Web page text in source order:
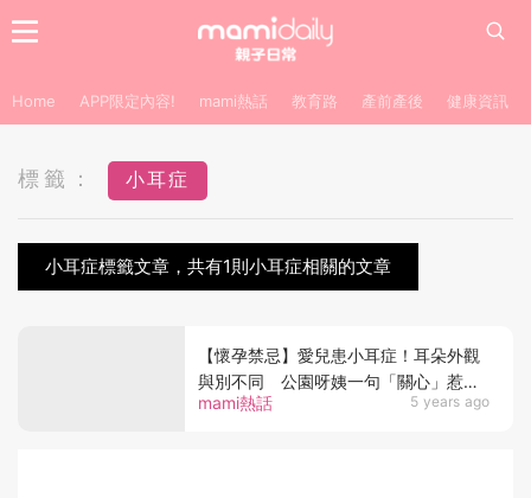
Home APP限定內容! mami熱話 教育路 產前產後 健康資訊
標籤： 小耳症
小耳症標籤文章，共有1則小耳症相關的文章
mami熱話 5 years ago
【懷孕禁忌】愛兒患小耳症！耳朵外觀
與別不同 公園呀姨一句「關心」惹怒
媽媽